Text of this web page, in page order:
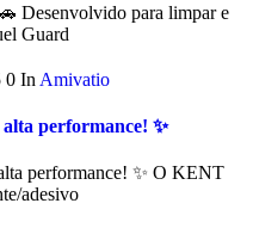
Desenvolvido para limpar e
Guard
0 In Amivatio
alta performance! ✨
performance! ✨ O KENT
adesivo